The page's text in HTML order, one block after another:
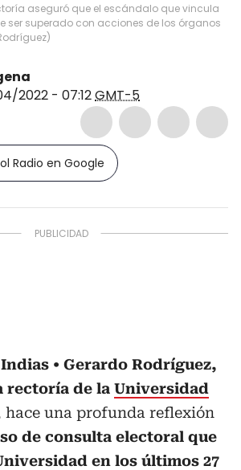
aseguró que el escándalo que vincula
ser superado con acciones de los órganos
)
2022 - 07:12GMT-5
Radio en Google
Gerardo Rodríguez,
rectoría de la Universidad
hace una profunda reflexión
de consulta electoral que
en los últimos 27